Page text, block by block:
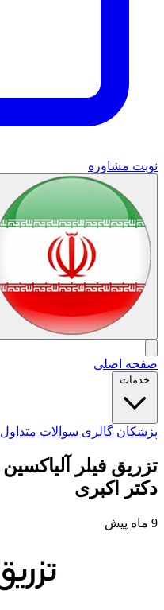
نوبت مشاوره
صفحه اصلی
خدمات
پزشکان گالری سوالات متداول
دکتر اکبری
9 ماه پیش